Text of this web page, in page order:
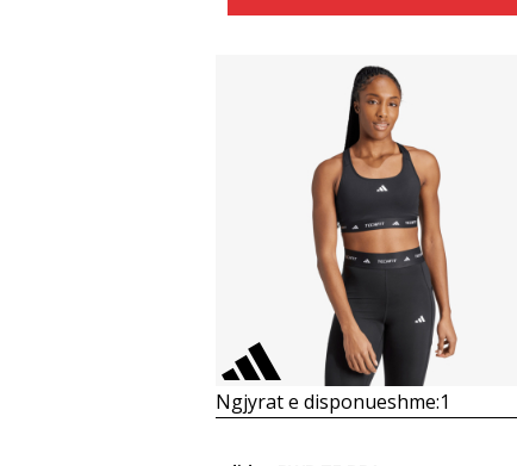
Krahasoni
Ngjyrat e disponueshme:1